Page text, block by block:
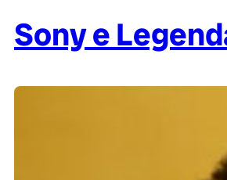
Sony e